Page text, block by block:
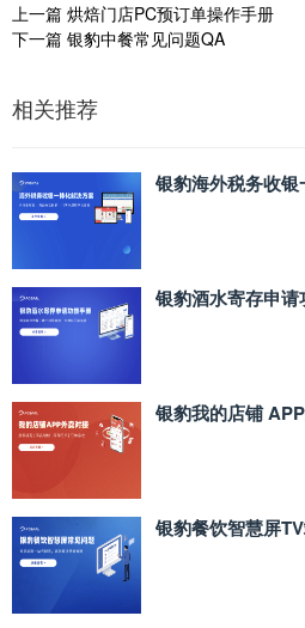
上一篇 烘焙门店PC预订单操作手册
下一篇 银豹中餐常见问题QA
相关推荐
银豹海外税务收
银豹酒水寄存申请
银豹我的店铺
银豹餐饮智慧屏